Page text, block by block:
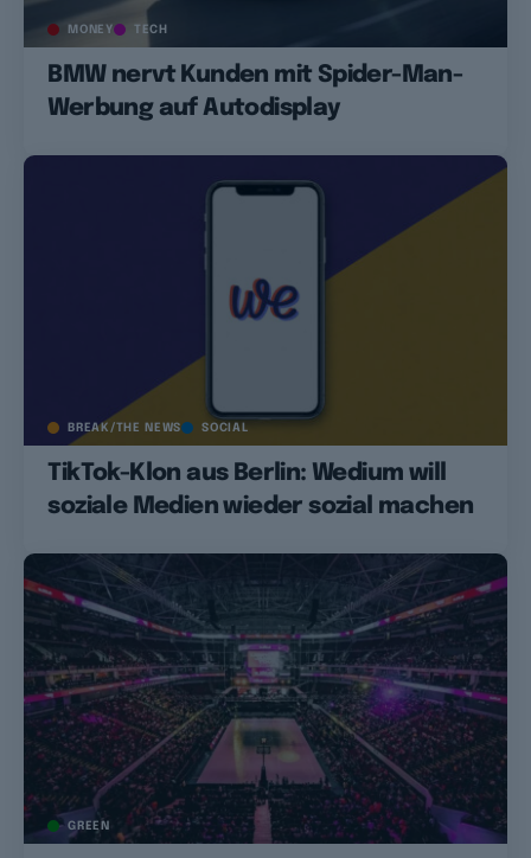
MONEY TECH
BMW nervt Kunden mit Spider-Man-
Werbung auf Autodisplay
BREAK/THE NEWS SOCIAL
TikTok-Klon aus Berlin: Wedium will
soziale Medien wieder sozial machen
GREEN